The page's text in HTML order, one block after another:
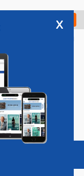
Check in
Vacatures
x